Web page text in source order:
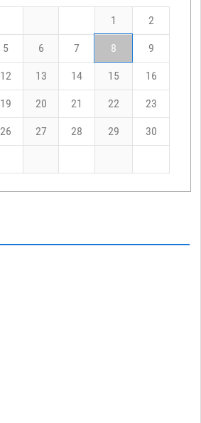
1 2
5 6 7 8 9
12 13 14 15 16
19 20 21 22 23
26 27 28 29 30